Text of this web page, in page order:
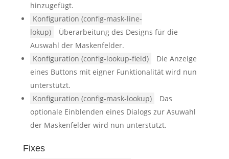
hinzugefügt.
Konfiguration (config-mask-line-
lokup)
Überarbeitung des Designs für die
Auswahl der Maskenfelder.
Konfiguration (config-lookup-field)
Die Anzeige
eines Buttons mit eigner Funktionalität wird nun
unterstützt.
Konfiguration (config-mask-lookup)
Das
optionale Einblenden eines Dialogs zur Asuwahl
der Maskenfelder wird nun unterstützt.
Fixes